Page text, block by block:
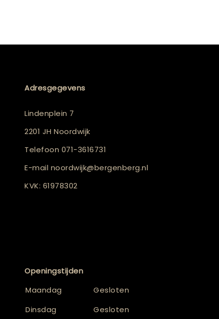
Adresgegevens
Lindenplein 7
2201 JH Noordwijk
Telefoon 071-3616731
E-mail noordwijk@bergenberg.nl
KVK: 61978302
Openingstijden
Maandag
Gesloten
Dinsdag
Gesloten